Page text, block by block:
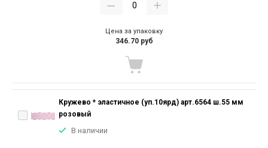
Цена за упаковку
346.70 руб
Кружево * эластичное (уп.10ярд) арт.6564 ш.55 мм
розовый
В наличии